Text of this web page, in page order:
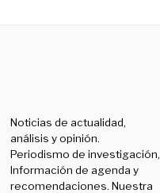
Noticias de actualidad,
análisis y opinión.
Periodismo de investigación,
Información de agenda y
recomendaciones. Nuestra